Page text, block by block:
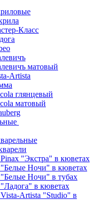
Класс
матовый
Artista
глянцевый
матовый
"Экстра" в кюветах
"Белые Ночи" в кюветах
Ночи" в тубах
в кюветах
Artista "Studio" в